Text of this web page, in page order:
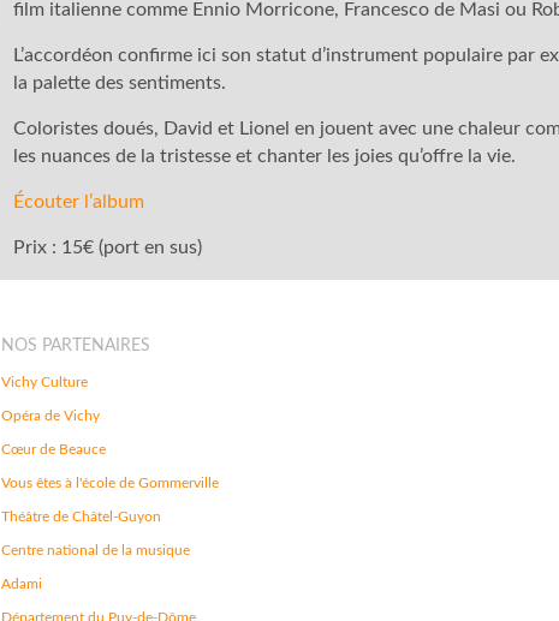
film italienne comme Ennio Morricone, Francesco de Masi ou
L’accordéon confirme ici son statut d’instrument populaire par
la palette des sentiments.
Coloristes doués, David et Lionel en jouent avec une chaleur
les nuances de la tristesse et chanter les joies qu’offre la vie.
Écouter l’album
Prix : 15€ (port en sus)
NOS PARTENAIRES
Vichy Culture
Opéra de Vichy
Cœur de Beauce
Vous êtes à l'école de Gommerville
Théâtre de Châtel-Guyon
Centre national de la musique
Adami
Département du Puy-de-Dôme